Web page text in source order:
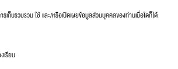
รวบรวม ใช้ และ/หรือเปิดเผยข้อมูลส่วนบุคคลของท่านเมื่อใดก็ได้
รียน